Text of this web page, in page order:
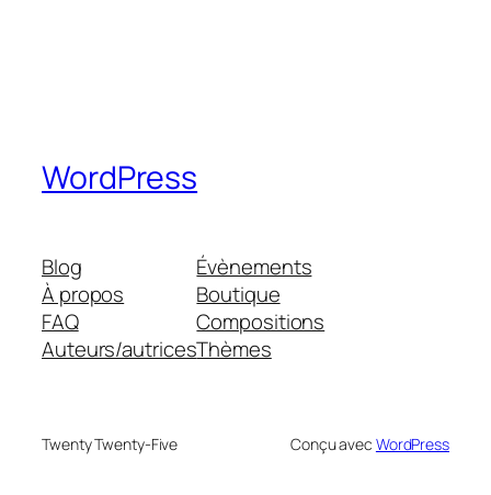
WordPress
Blog
À propos
FAQ
Auteurs/autrices
Évènements
Boutique
Compositions
Thèmes
Twenty Twenty-Five Conçu avec WordPress